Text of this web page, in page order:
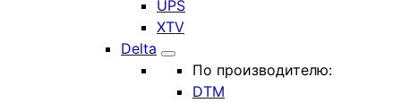
UPS
XTV
Delta
По производителю:
DTM